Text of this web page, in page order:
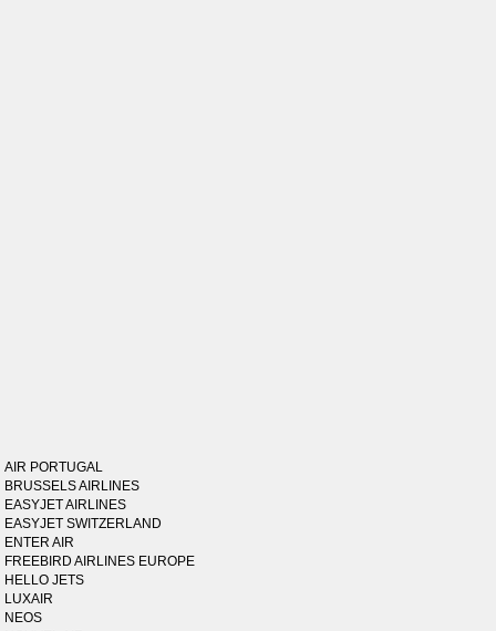
AIR PORTUGAL
BRUSSELS AIRLINES
EASYJET AIRLINES
EASYJET SWITZERLAND
ENTER AIR
FREEBIRD AIRLINES EUROPE
HELLO JETS
LUXAIR
NEOS